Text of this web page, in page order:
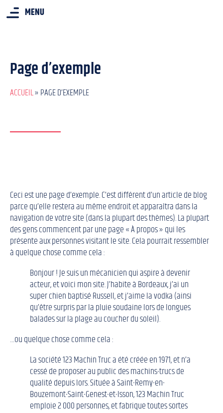
MENU
Page d’exemple
ACCUEIL»PAGE D’EXEMPLE
Ceci est une page d’exemple. C’est différent d’un article de blog
parce qu’elle restera au même endroit et apparaîtra dans la
navigation de votre site (dans la plupart des thèmes). La plupart
des gens commencent par une page « À propos » qui les
présente aux personnes visitant le site. Cela pourrait ressembler
à quelque chose comme cela :
Bonjour ! Je suis un mécanicien qui aspire à devenir
acteur, et voici mon site. J’habite à Bordeaux, j’ai un
super chien baptisé Russell, et j’aime la vodka (ainsi
qu’être surpris par la pluie soudaine lors de longues
balades sur la plage au coucher du soleil).
…ou quelque chose comme cela :
La société 123 Machin Truc a été créée en 1971, et n’a
cessé de proposer au public des machins-trucs de
qualité depuis lors. Située à Saint-Remy-en-
Bouzemont-Saint-Genest-et-Isson, 123 Machin Truc
emploie 2 000 personnes, et fabrique toutes sortes